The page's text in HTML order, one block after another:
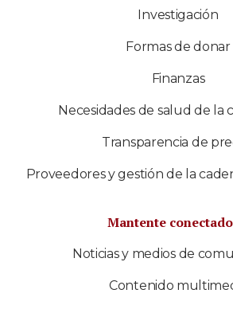
Investigación
Formas de donar
Finanzas
Necesidades de salud de la
Transparencia de
Proveedores y gestión de la
Mantente conectado
Noticias y medios de
Contenido